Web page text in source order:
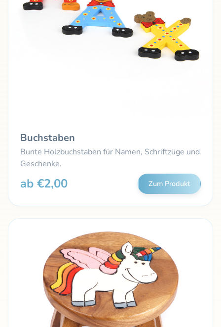
Buchstaben
Bunte Holzbuchstaben für Namen, Schriftzüge und
Geschenke.
ab €2,00 Zum Produkt